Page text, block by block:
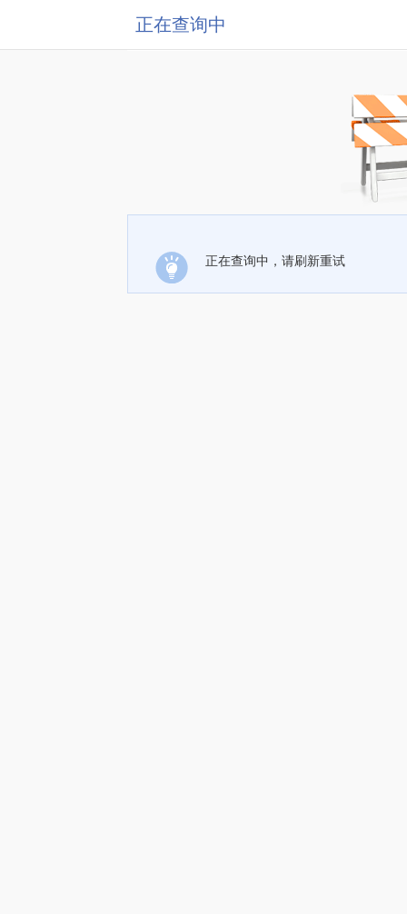
正在查询中
正在查询中，请刷新重试